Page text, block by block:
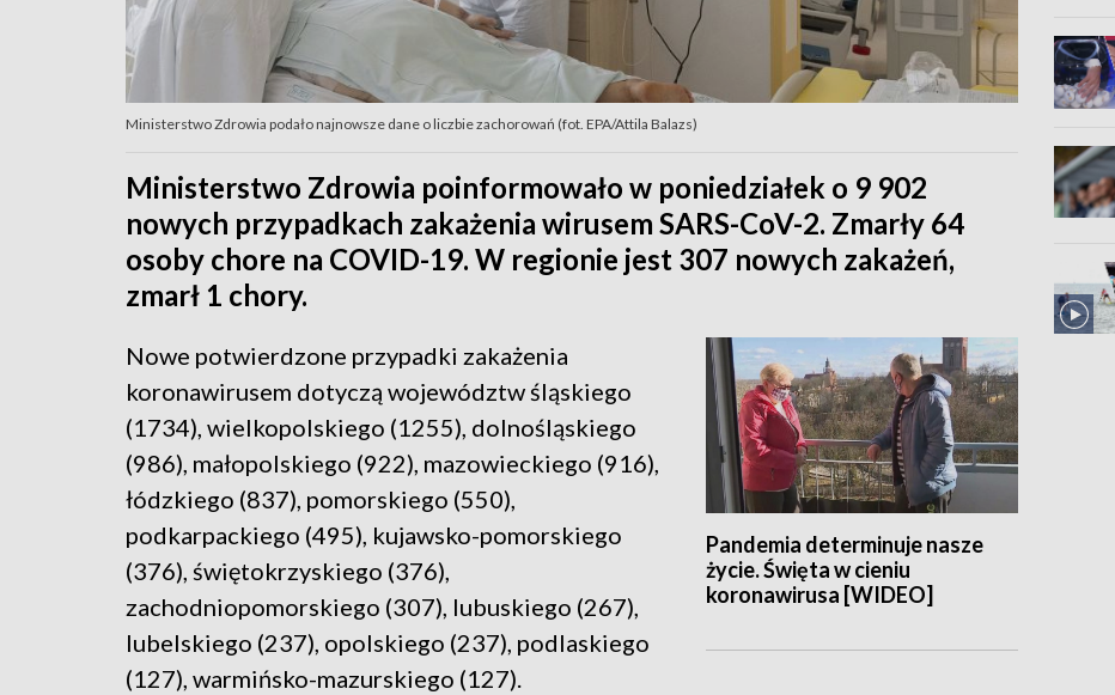
Ministerstwo Zdrowia podało najnowsze dane o liczbie zachorowań (fot. EPA/Attila Balazs)
Ministerstwo Zdrowia poinformowało w poniedziałek o 9 902
nowych przypadkach zakażenia wirusem SARS-CoV-2. Zmarły 64
osoby chore na COVID-19. W regionie jest 307 nowych zakażeń,
zmarł 1 chory.
Pandemia determinuje nasze
życie. Święta w cieniu
koronawirusa [WIDEO]
Nowe potwierdzone przypadki zakażenia
koronawirusem dotyczą województw śląskiego
(1734), wielkopolskiego (1255), dolnośląskiego
(986), małopolskiego (922), mazowieckiego (916),
łódzkiego (837), pomorskiego (550),
podkarpackiego (495), kujawsko-pomorskiego
(376), świętokrzyskiego (376),
zachodniopomorskiego (307), lubuskiego (267),
lubelskiego (237), opolskiego (237), podlaskiego
(127), warmińsko-mazurskiego (127).